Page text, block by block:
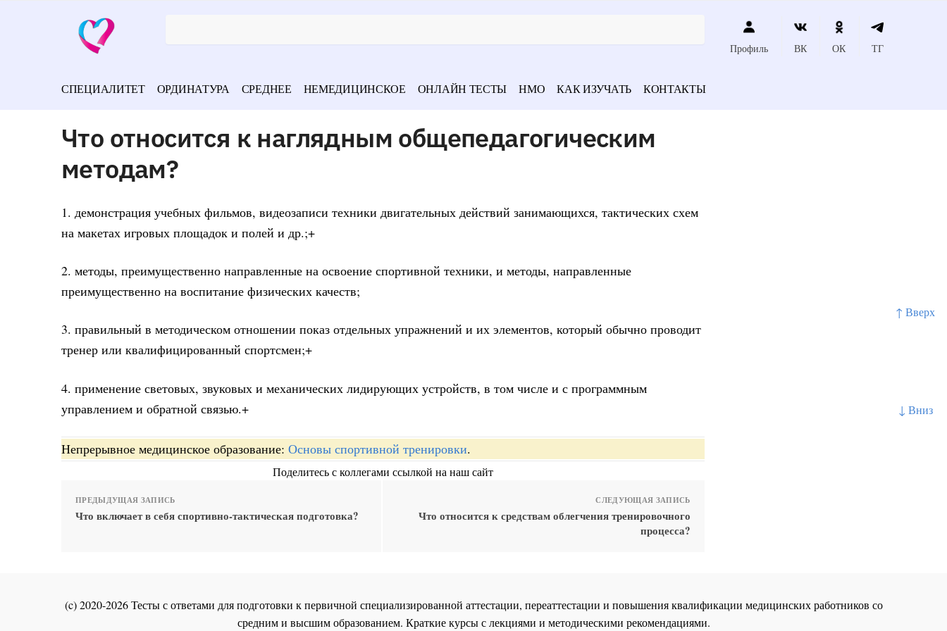
↑ Вверх
↓ Вниз
Профиль ВК ОК ТГ
СПЕЦИАЛИТЕТ ОРДИНАТУРА СРЕДНЕЕ НЕМЕДИЦИНСКОЕ ОНЛАЙН ТЕСТЫ НМО КАК ИЗУЧАТЬ КОНТАКТЫ
Что относится к наглядным общепедагогическим
методам?
1. демонстрация учебных фильмов, видеозаписи техники двигательных действий занимающихся, тактических схем
на макетах игровых площадок и полей и др.;+
2. методы, преимущественно направленные на освоение спортивной техники, и методы, направленные
преимущественно на воспитание физических качеств;
3. правильный в методическом отношении показ отдельных упражнений и их элементов, который обычно проводит
тренер или квалифицированный спортсмен;+
4. применение световых, звуковых и механических лидирующих устройств, в том числе и с программным
управлением и обратной связью.+
Непрерывное медицинское образование: Основы спортивной тренировки.
Поделитесь с коллегами ссылкой на наш сайт
ПРЕДЫДУЩАЯ ЗАПИСЬ
Что включает в себя спортивно-тактическая подготовка?
СЛЕДУЮЩАЯ ЗАПИСЬ
Что относится к средствам облегчения тренировочного
процесса?
(c) 2020-2026 Тесты с ответами для подготовки к первичной специализированной аттестации, переаттестации и повышения квалификации медицинских работников со
средним и высшим образованием. Краткие курсы с лекциями и методическими рекомендациями.